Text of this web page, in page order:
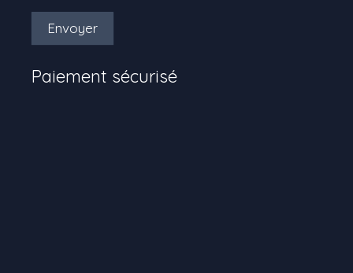
Envoyer
Paiement sécurisé